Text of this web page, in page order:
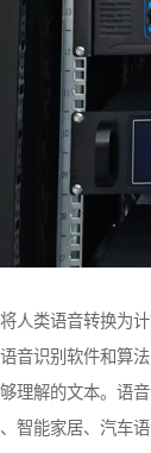
人类语音转换为
音识别软件和算
理解的文本。语
智能家居、汽车